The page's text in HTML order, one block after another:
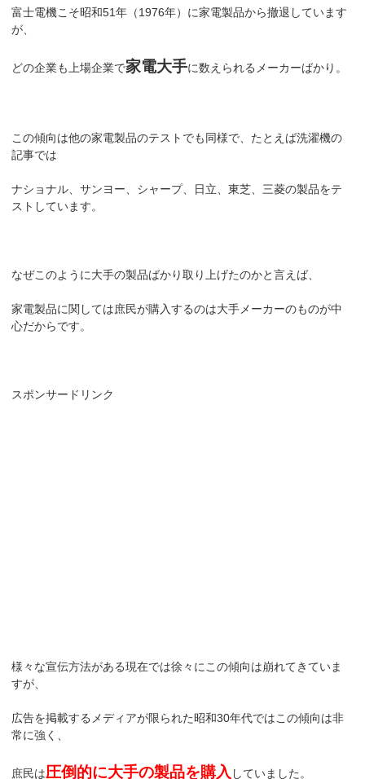
富士電機こそ昭和51年（1976年）に家電製品から撤退しています
が、
どの企業も上場企業で家電大手に数えられるメーカーばかり。
この傾向は他の家電製品のテストでも同様で、たとえば洗濯機の
記事では
ナショナル、サンヨー、シャープ、日立、東芝、三菱の製品をテ
ストしています。
なぜこのように大手の製品ばかり取り上げたのかと言えば、
家電製品に関しては庶民が購入するのは大手メーカーのものが中
心だからです。
スポンサードリンク
様々な宣伝方法がある現在では徐々にこの傾向は崩れてきていま
すが、
広告を掲載するメディアが限られた昭和30年代ではこの傾向は非
常に強く、
庶民は圧倒的に大手の製品を購入 していました。